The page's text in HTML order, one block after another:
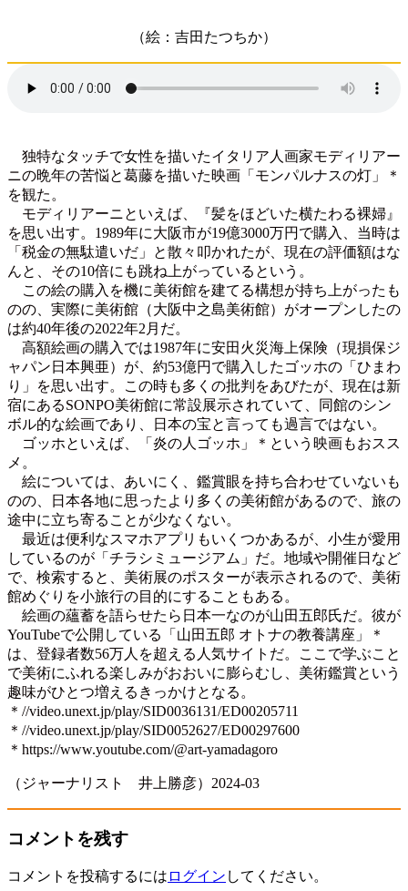
（絵：吉田たつちか）
独特なタッチで女性を描いたイタリア人画家モディリアー
ニの晩年の苦悩と葛藤を描いた映画「モンパルナスの灯」＊
を観た。
モディリアーニといえば、『髪をほどいた横たわる裸婦』
を思い出す。1989年に大阪市が19億3000万円で購入、当時は
「税金の無駄遣いだ」と散々叩かれたが、現在の評価額はな
んと、その10倍にも跳ね上がっているという。
この絵の購入を機に美術館を建てる構想が持ち上がったも
のの、実際に美術館（大阪中之島美術館）がオープンしたの
は約40年後の2022年2月だ。
高額絵画の購入では1987年に安田火災海上保険（現損保ジ
ャパン日本興亜）が、約53億円で購入したゴッホの「ひまわ
り」を思い出す。この時も多くの批判をあびたが、現在は新
宿にあるSONPO美術館に常設展示されていて、同館のシン
ボル的な絵画であり、日本の宝と言っても過言ではない。
ゴッホといえば、「炎の人ゴッホ」＊という映画もおスス
メ。
絵については、あいにく、鑑賞眼を持ち合わせていないも
のの、日本各地に思ったより多くの美術館があるので、旅の
途中に立ち寄ることが少なくない。
最近は便利なスマホアプリもいくつかあるが、小生が愛用
しているのが「チラシミュージアム」だ。地域や開催日など
で、検索すると、美術展のポスターが表示されるので、美術
館めぐりを小旅行の目的にすることもある。
絵画の蘊蓄を語らせたら日本一なのが山田五郎氏だ。彼が
YouTubeで公開している「山田五郎 オトナの教養講座」＊
は、登録者数56万人を超える人気サイトだ。ここで学ぶこと
で美術にふれる楽しみがおおいに膨らむし、美術鑑賞という
趣味がひとつ増えるきっかけとなる。
＊//video.unext.jp/play/SID0036131/ED00205711
＊//video.unext.jp/play/SID0052627/ED00297600
＊https://www.youtube.com/@art-yamadagoro
（ジャーナリスト 井上勝彦）2024-03
コメントを残す
コメントを投稿するには ログイン してください。